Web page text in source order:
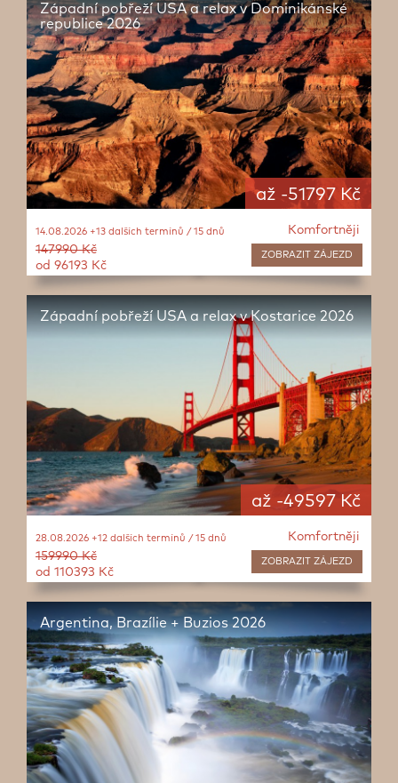
až -51797 Kč
Západní pobřeží USA a relax v Dominikánské
republice 2026
Komfortněji
ZOBRAZIT ZÁJEZD
14.08.2026 +13 dalších termínů / 15 dnů
147990 Kč
od 96193 Kč
až -49597 Kč
Západní pobřeží USA a relax v Kostarice 2026
Komfortněji
ZOBRAZIT ZÁJEZD
28.08.2026 +12 dalších termínů / 15 dnů
159990 Kč
od 110393 Kč
Argentina, Brazílie + Buzios 2026